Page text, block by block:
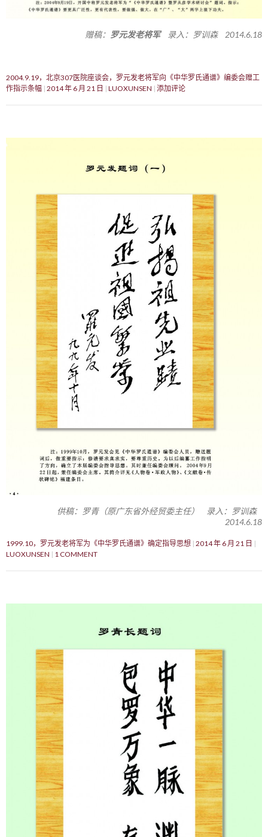
赠稿： 罗元发老将军录入：罗训森 2014.6.18
2004.9.19，北京307医院座谈会，罗元发老将军向《中华罗氏通谱》编委会赠工
作指示条幅 2014 年 6 月 21 日 LUOXUNSEN 添加评论
供稿：罗青（原广东省外经贸委主任） 录入：罗训森
2014.6.18
1999.10，罗元发老将军为《中华罗氏通谱》确定指导思想 2014 年 6 月 21 日
LUOXUNSEN
1 COMMENT